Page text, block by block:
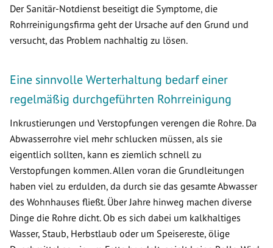
Der Sanitär-Notdienst beseitigt die Symptome, die
Rohrreinigungsfirma geht der Ursache auf den Grund und
versucht, das Problem nachhaltig zu lösen.
Eine sinnvolle Werterhaltung bedarf einer
regelmäßig durchgeführten Rohrreinigung
Inkrustierungen und Verstopfungen verengen die Rohre. Da
Abwasserrohre viel mehr schlucken müssen, als sie
eigentlich sollten, kann es ziemlich schnell zu
Verstopfungen kommen. Allen voran die Grundleitungen
haben viel zu erdulden, da durch sie das gesamte Abwasser
des Wohnhauses fließt. Über Jahre hinweg machen diverse
Dinge die Rohre dicht. Ob es sich dabei um kalkhaltiges
Wasser, Staub, Herbstlaub oder um Speisereste, ölige